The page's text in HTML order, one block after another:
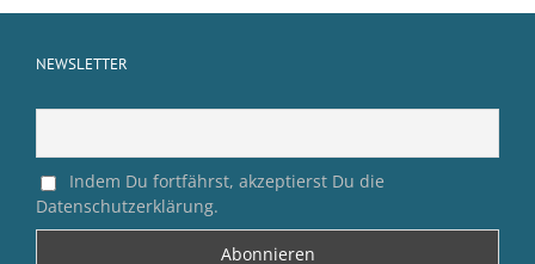
NEWSLETTER
Indem Du fortfährst, akzeptierst Du die
Datenschutzerklärung.